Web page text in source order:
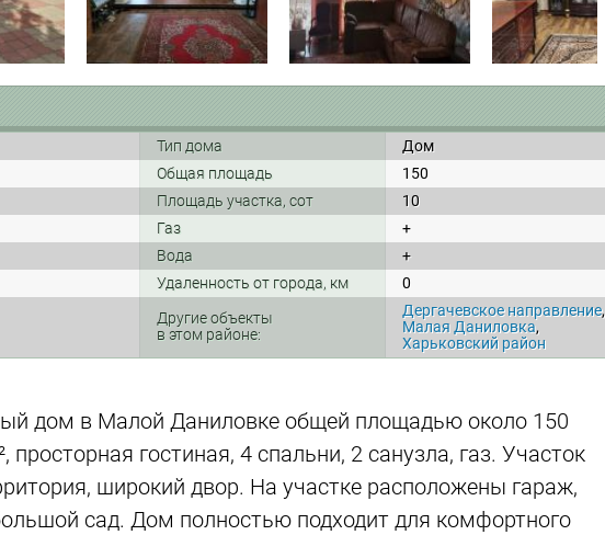
Тип дома
Дом
Общая площадь
150
Площадь участка, сот
10
Газ
+
Вода
+
Удаленность от города, км 0
Другие объекты
в этом районе:
Дергачевское направление,
Малая Даниловка,
Харьковский район
дом в Малой Даниловке общей площадью около 150
гостиная, 4 спальни, 2 санузла, газ. Участок
широкий двор. На участке расположены гараж,
сад. Дом полностью подходит для комфортного